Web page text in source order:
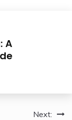
A
Next: